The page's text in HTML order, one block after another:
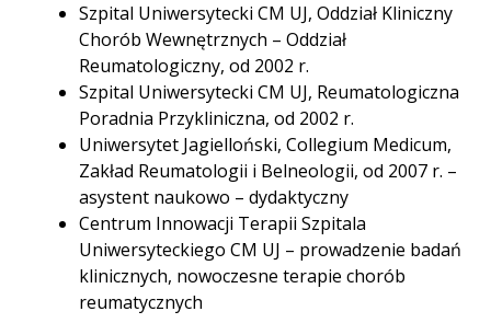
Szpital Uniwersytecki CM UJ, Oddział Kliniczny
Chorób Wewnętrznych – Oddział
Reumatologiczny, od 2002 r.
Szpital Uniwersytecki CM UJ, Reumatologiczna
Poradnia Przykliniczna, od 2002 r.
Uniwersytet Jagielloński, Collegium Medicum,
Zakład Reumatologii i Belneologii, od 2007 r. –
asystent naukowo – dydaktyczny
Centrum Innowacji Terapii Szpitala
Uniwersyteckiego CM UJ – prowadzenie badań
klinicznych, nowoczesne terapie chorób
reumatycznych